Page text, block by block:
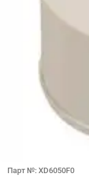
Парт №: XD6050F0